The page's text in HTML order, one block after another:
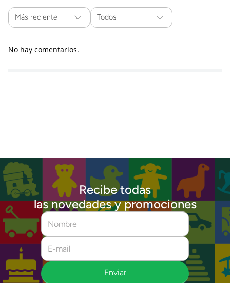
Más reciente Todos
No hay comentarios.
Recibe todas
las novedades y promociones
Enviar